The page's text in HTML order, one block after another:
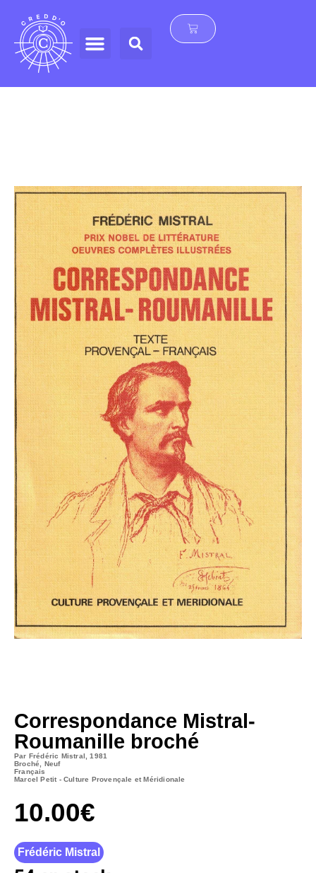
Correspondance Mistral-
Roumanille broché
Par Frédéric Mistral, 1981
Broché, Neuf
Français
Marcel Petit - Culture Provençale et Méridionale
10.00€
Frédéric Mistral